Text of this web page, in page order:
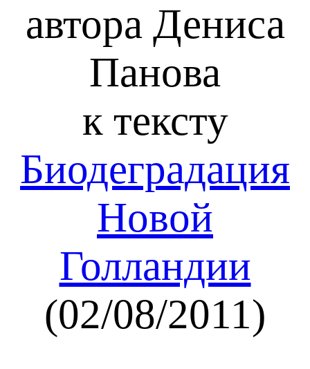
автора Дениса
Панова
к тексту
Биодеградация
Новой
Голландии
(02/08/2011)